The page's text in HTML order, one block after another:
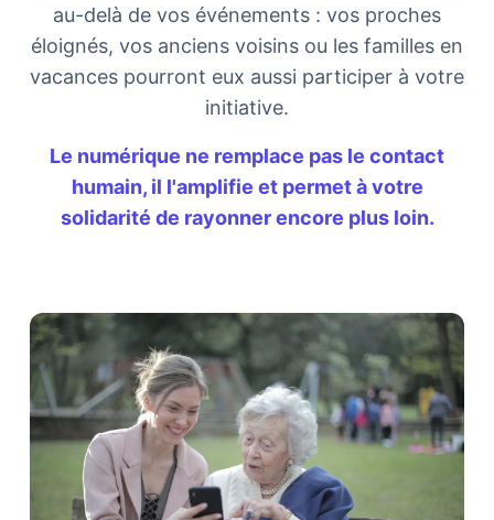
au-delà de vos événements : vos proches
éloignés, vos anciens voisins ou les familles en
vacances pourront eux aussi participer à votre
initiative.
Le numérique ne remplace pas le contact
humain, il l'amplifie et permet à votre
solidarité de rayonner encore plus loin.